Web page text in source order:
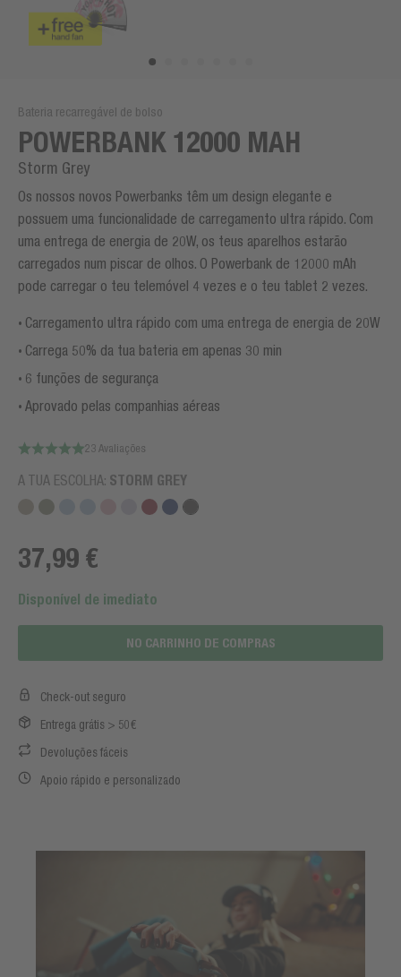
Bateria recarregável de bolso
POWERBANK 12000 MAH
Storm Grey
Os nossos novos Powerbanks têm um design elegante e
possuem uma funcionalidade de carregamento ultra rápido. Com
uma entrega de energia de 20W, os teus aparelhos estarão
carregados num piscar de olhos. O Powerbank de 12000 mAh
pode carregar o teu telemóvel 4 vezes e o teu tablet 2 vezes.
Carregamento ultra rápido com uma entrega de energia de 20W
Carrega 50% da tua bateria em apenas 30 min
6 funções de segurança
Aprovado pelas companhias aéreas
23 Avaliações
A TUA ESCOLHA: STORM GREY
37,99 €
Disponível de imediato
NO CARRINHO DE COMPRAS
Check-out seguro
Entrega grátis > 50€
Devoluções fáceis
Apoio rápido e personalizado